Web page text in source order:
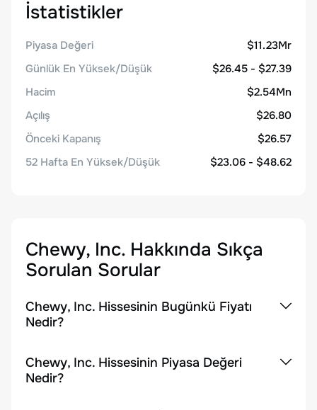
İstatistikler
Piyasa Değeri
$11.23Mr
Günlük En Yüksek/Düşük
$26.45 - $27.39
Hacim
$2.54Mn
Açılış
$26.80
Önceki Kapanış
$26.57
52 Hafta En Yüksek/Düşük
$23.06 - $48.62
Chewy, Inc. Hakkında Sıkça
Sorulan Sorular
Chewy, Inc. Hissesinin Bugünkü Fiyatı
Nedir?
Chewy, Inc. Hissesinin Piyasa Değeri
Nedir?